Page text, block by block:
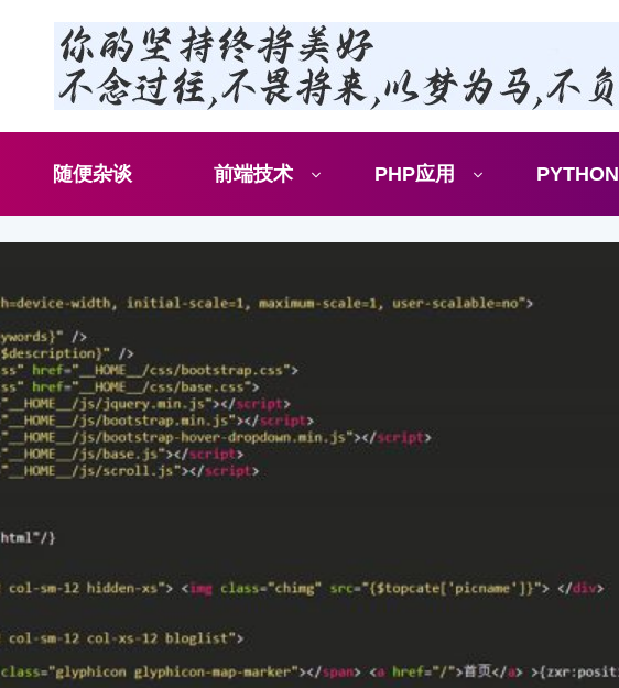
随便杂谈 前端技术 PHP应用 PYTHON